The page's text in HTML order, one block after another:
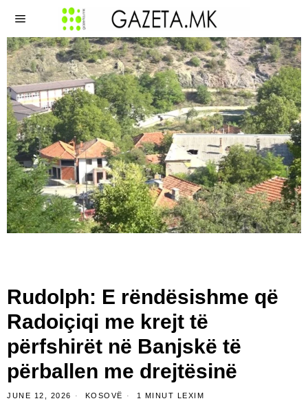
Rudolph: E rëndësishme që
Radoiçiqi me krejt të
përfshirët në Banjskë të
përballen me drejtësinë
JUNE 12, 2026 KOSOVË 1 MINUT LEXIM